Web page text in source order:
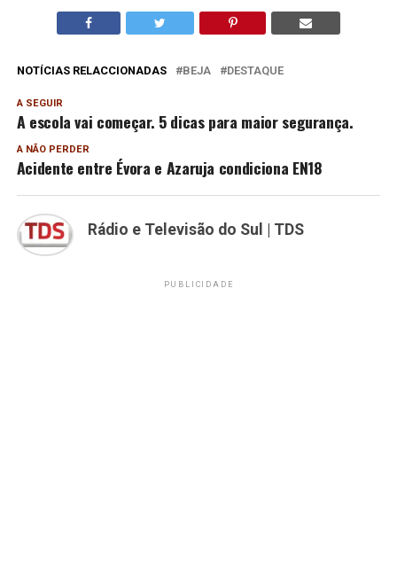
NOTÍCIAS RELACCIONADAS BEJA DESTAQUE
A SEGUIR
A escola vai começar. 5 dicas para maior segurança.
A NÃO PERDER
Acidente entre Évora e Azaruja condiciona EN18
Rádio e Televisão do Sul | TDS
PUBLICIDADE